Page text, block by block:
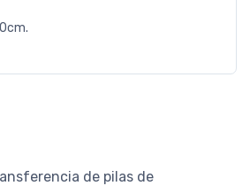
de pilas de